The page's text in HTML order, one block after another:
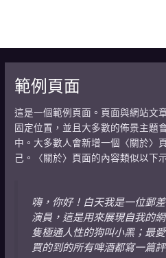
要
範例頁面
這是一個範例頁面。頁面與網站文
固定位置，並且大多數的佈景主題
中。大多數人會新增一個〈關於〉
己。〈關於〉頁面的內容類似以下
嗨，你好！白天我是一位郵
演員，這是用來展現自我的
隻極通人性的狗叫小黑；最
買的到的所有啤酒都寫一篇